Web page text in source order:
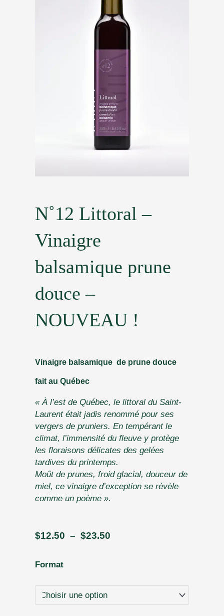
N˚12 Littoral –
Vinaigre
balsamique prune
douce –
NOUVEAU !
Vinaigre balsamique de prune douce
fait au Québec
« À l’est de Québec, le littoral du Saint-
Laurent était jadis renommé pour ses
vergers de pruniers. En tempérant le
climat, l’immensité du fleuve y protège
les floraisons délicates des gelées
tardives du printemps.
Moût de prunes, froid glacial, douceur de
miel, ce vinaigre d’exception se révèle
comme un poème ».
$12.50 – $23.50
Format
de
Littoral
–